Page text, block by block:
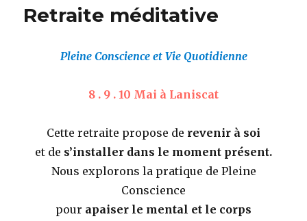
Retraite méditative
Pleine Conscience et Vie Quotidienne
8 . 9 . 10 Mai à Laniscat
Cette retraite propose de revenir à soi
et de s’installer dans le moment présent.
Nous explorons la pratique de Pleine
Conscience
pour apaiser le mental et le corps